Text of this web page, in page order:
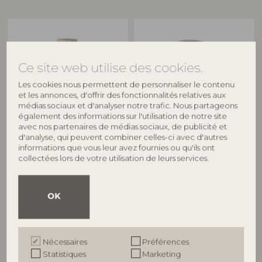
Ce site web utilise des cookies.
Les cookies nous permettent de personnaliser le contenu
et les annonces, d'offrir des fonctionnalités relatives aux
médias sociaux et d'analyser notre trafic. Nous partageons
également des informations sur l'utilisation de notre site
avec nos partenaires de médias sociaux, de publicité et
d'analyse, qui peuvent combiner celles-ci avec d'autres
informations que vous leur avez fournies ou qu'ils ont
collectées lors de votre utilisation de leurs services.
OK
Nécessaires
Préférences
Statistiques
Marketing
BLOOMINGVILLE
Nicola Vase, Noir, Grès
82061350
D17,5xH34 cm
Prix de vente indicatif
BLOOMINGVILLE
Abeera Vase, Nature, Grès
82058442